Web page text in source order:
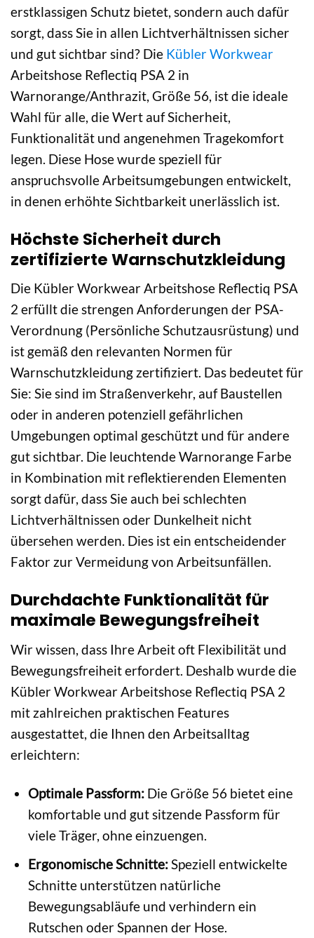
erstklassigen Schutz bietet, sondern auch dafür
sorgt, dass Sie in allen Lichtverhältnissen sicher
und gut sichtbar sind? Die Kübler Workwear
Arbeitshose Reflectiq PSA 2 in
Warnorange/Anthrazit, Größe 56, ist die ideale
Wahl für alle, die Wert auf Sicherheit,
Funktionalität und angenehmen Tragekomfort
legen. Diese Hose wurde speziell für
anspruchsvolle Arbeitsumgebungen entwickelt,
in denen erhöhte Sichtbarkeit unerlässlich ist.
Höchste Sicherheit durch
zertifizierte Warnschutzkleidung
Die Kübler Workwear Arbeitshose Reflectiq PSA
2 erfüllt die strengen Anforderungen der PSA-
Verordnung (Persönliche Schutzausrüstung) und
ist gemäß den relevanten Normen für
Warnschutzkleidung zertifiziert. Das bedeutet für
Sie: Sie sind im Straßenverkehr, auf Baustellen
oder in anderen potenziell gefährlichen
Umgebungen optimal geschützt und für andere
gut sichtbar. Die leuchtende Warnorange Farbe
in Kombination mit reflektierenden Elementen
sorgt dafür, dass Sie auch bei schlechten
Lichtverhältnissen oder Dunkelheit nicht
übersehen werden. Dies ist ein entscheidender
Faktor zur Vermeidung von Arbeitsunfällen.
Durchdachte Funktionalität für
maximale Bewegungsfreiheit
Wir wissen, dass Ihre Arbeit oft Flexibilität und
Bewegungsfreiheit erfordert. Deshalb wurde die
Kübler Workwear Arbeitshose Reflectiq PSA 2
mit zahlreichen praktischen Features
ausgestattet, die Ihnen den Arbeitsalltag
erleichtern:
Optimale Passform:Die Größe 56 bietet eine
komfortable und gut sitzende Passform für
viele Träger, ohne einzuengen.
Ergonomische Schnitte:Speziell entwickelte
Schnitte unterstützen natürliche
Bewegungsabläufe und verhindern ein
Rutschen oder Spannen der Hose.